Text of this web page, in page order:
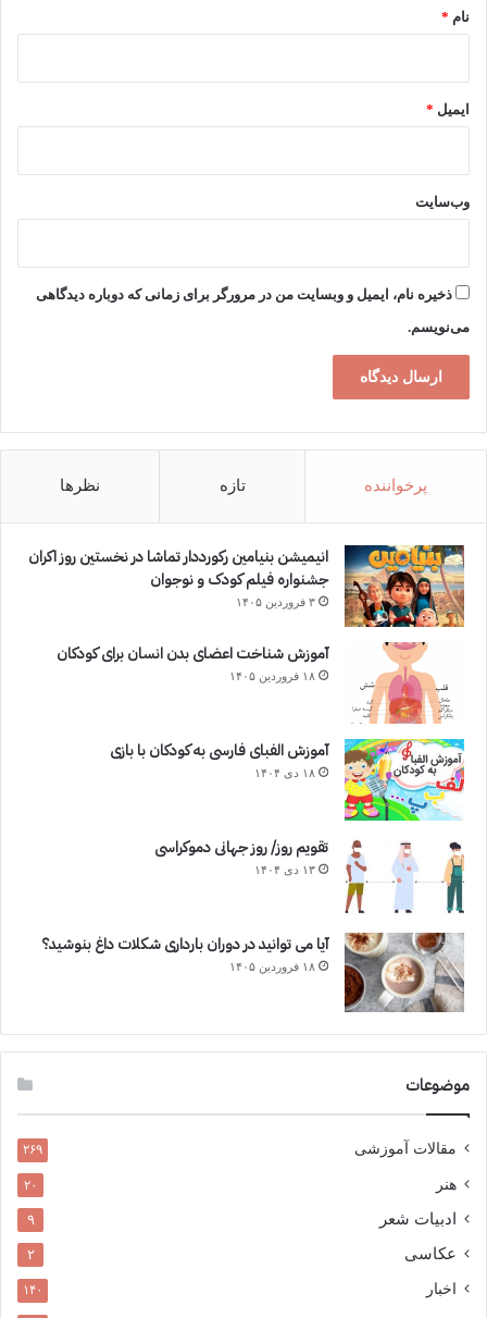
نام *
ایمیل *
وب‌سایت
ذخیره نام، ایمیل و وبسایت من در مرورگر برای زمانی که دوباره دیدگاهی
می‌نویسم.
پرخواننده تازه نظرها
انیمیشن بنیامین رکورددار تماشا در نخستین روز اکران‌
جشنواره فیلم کودک و نوجوان
۳ فروردین ۱۴۰۵
آموزش شناخت اعضای بدن انسان برای کودکان
۱۸ فروردین ۱۴۰۵
آموزش الفبای فارسی به کودکان با بازی
۱۸ دی ۱۴۰۴
تقویم روز/ روز جهانی دموکراسی
۱۳ دی ۱۴۰۴
آیا می توانید در دوران بارداری شکلات داغ بنوشید؟
۱۸ فروردین ۱۴۰۵
موضوعات
مقالات آموزشی ۲۶۹
هنر ۲۰
ادبیات شعر ۹
عکاسی ۲
اخبار ۱۴۰